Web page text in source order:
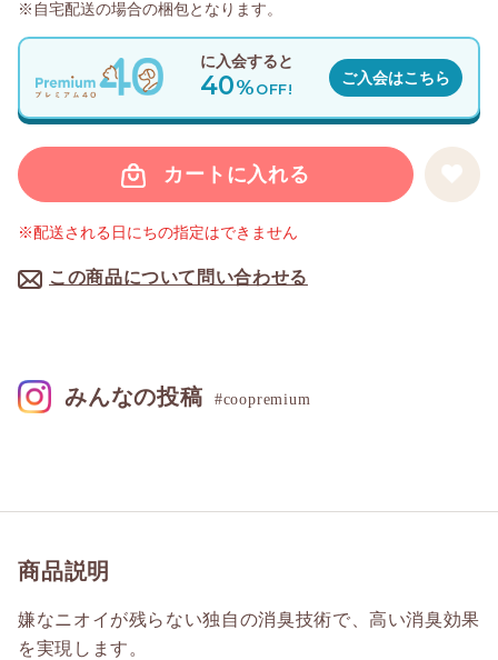
カートに入れる
この商品について問い合わせる
※配送される日にちの指定はできません
に入会すると
40%OFF!
ご入会はこちら
※自宅配送の場合の梱包となります。
商品説明
嫌なニオイが残らない独自の消臭技術で、高い消臭効果
を実現します。
みんなの投稿 #coopremium